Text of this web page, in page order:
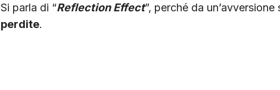
Si parla di “Reflection Effect”, perché da un’avversione
perdite.